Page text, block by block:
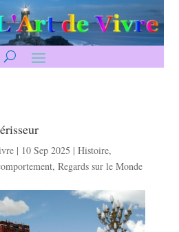
| 10 Sep 2025 |Histoire,
,Regards sur le Monde